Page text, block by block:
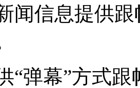
闻信息提供
“弹幕”方式